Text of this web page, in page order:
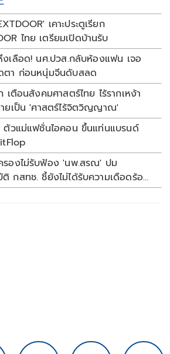
เคาะประตูเรียก
ไทย เตรียมเปิดบ้านรับ
งเลือด! นศ.ปวส.กลับห้องแฟน เจอ
ตา ก่อนหนุ่มจีนดับสลด
เตือนสังคมศาสตร์ไทย ไร้รากเหง้า
ายเป็น 'ศาสตร์ไร้จิตวิญญาณ'
ตัวแม่แฟชั่นไอคอน ขึ้นแท่นแบรนด์
รองไม่รับฟ้อง 'นพ.สรณ' ปม
กสทช. ชี้ยังไม่ได้รับความเดือดร้อน